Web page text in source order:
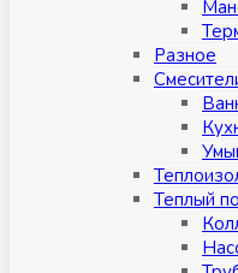
Разное
Теплый